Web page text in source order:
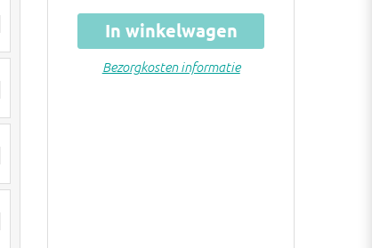
Vanaf 30 stuks
€ 3 korting per 20kg zak
€ 5 korting per 20kg zak
In winkelwagen
Bezorgkosten informatie